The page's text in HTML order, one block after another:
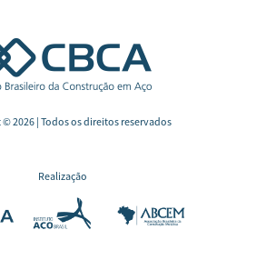
2026 | Todos os direitos reservados
Realização